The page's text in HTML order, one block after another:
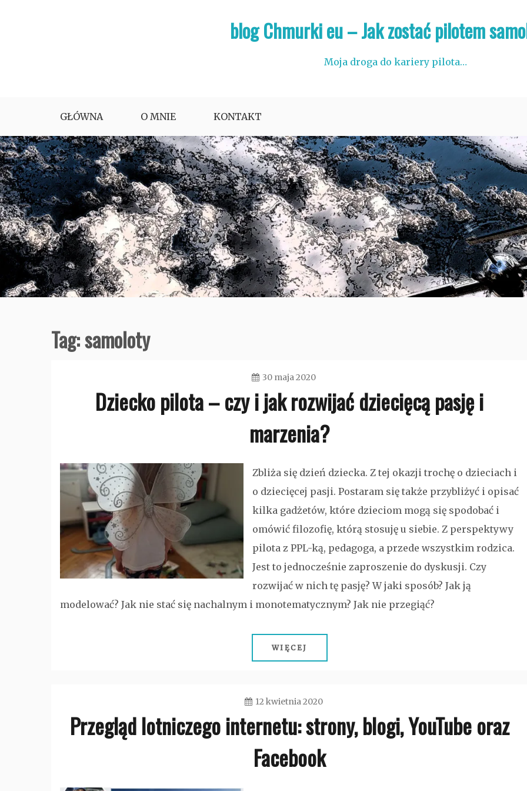
blog Chmurki eu – Jak zostać pilotem
Moja droga do kariery pilota…
GŁÓWNA O MNIE KONTAKT
Tag:samoloty
30 maja 2020
admin
Dziecko pilota – czy i jak rozwijać dziecięcą pasję i
marzenia?
kategorii
Zbliża się dzień dziecka. Z tej okazji trochę o dzieciach i
o dziecięcej pasji. Postaram się także przybliżyć i opisać
kilka gadżetów, które dzieciom mogą się spodobać i
omówić filozofię, którą stosuję u siebie. Z perspektywy
pilota z PPL-ką, pedagoga, a przede wszystkim rodzica.
Jest to jednocześnie zaproszenie do dyskusji. Czy
rozwijać w nich tę pasję? W jaki sposób? Jak ją
modelować? Jak nie stać się nachalnym i monotematycznym? Jak nie przegiąć?
WIĘCEJ
12 kwietnia 2020
Przegląd lotniczego internetu: strony, blogi, YouTube oraz
Facebook